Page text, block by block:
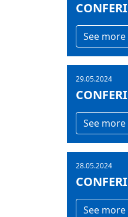
See more
29.05.2024
See more
28.05.2024
See more